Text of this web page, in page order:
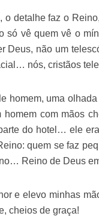
faz o Reino,
só vê quem vê o
Deus, não um
nós, cristãos
uma olhada
homem com mãos
do hotel… ele
quem se faz
Reino de Deus
minhas mãos
cheios de graça!